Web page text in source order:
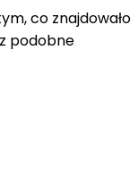
co znajdowało
podobne